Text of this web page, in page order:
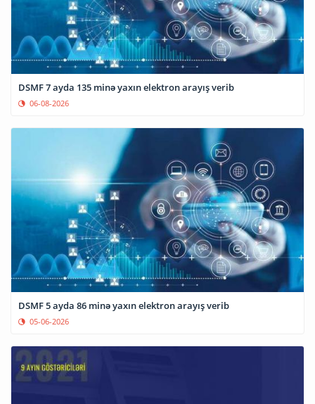
DSMF 7 ayda 135 minə yaxın elektron arayış verib
06-08-2026
DSMF 5 ayda 86 minə yaxın elektron arayış verib
05-06-2026